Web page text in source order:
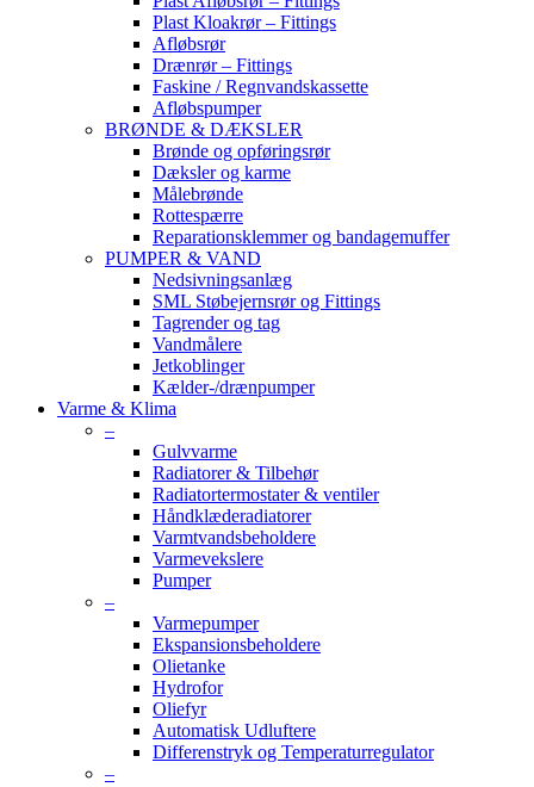
Plast Kloakrør – Fittings
Afløbsrør
Drænrør – Fittings
Faskine / Regnvandskassette
Afløbspumper
BRØNDE & DÆKSLER
Brønde og opføringsrør
Dæksler og karme
Målebrønde
Rottespærre
Reparationsklemmer og bandagemuffer
PUMPER & VAND
Nedsivningsanlæg
SML Støbejernsrør og Fittings
Tagrender og tag
Vandmålere
Jetkoblinger
Kælder-/drænpumper
Varme & Klima
–
Gulvvarme
Radiatorer & Tilbehør
Radiatortermostater & ventiler
Håndklæderadiatorer
Varmtvandsbeholdere
Varmevekslere
Pumper
–
Varmepumper
Ekspansionsbeholdere
Olietanke
Hydrofor
Oliefyr
Automatisk Udluftere
Differenstryk og Temperaturregulator
–